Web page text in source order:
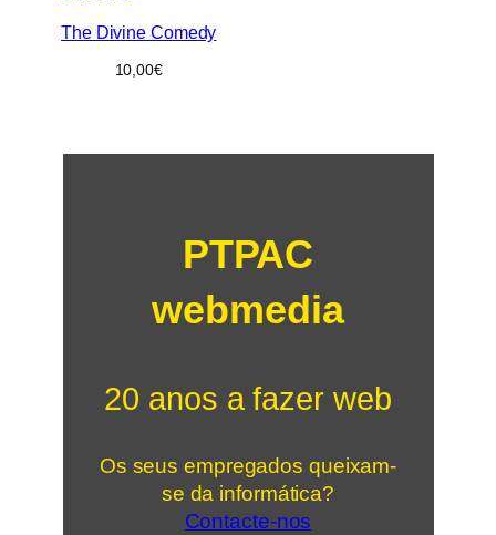
The Divine Comedy
10,00€
PTPAC
webmedia
20 anos a fazer web
Os seus empregados queixam-
se da informática?
Contacte-nos